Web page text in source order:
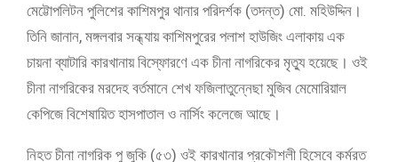
মেট্টোপলিটন পুলিশের কাশিমপুর থানার পরিদর্শক (তদন্ত) মো. মহিউদ্দিন।
তিনি জানান, মঙ্গলবার সন্ধ্যায় কাশিমপুরের পলাশ হাউজিং এলাকায় এক
চায়না ব্যাটারি কারখানায় বিস্ফোরণে এক চীনা নাগরিকের মৃত্যু হয়েছে। ওই
চীনা নাগরিকের মরদেহ বর্তমানে শেখ ফজিলাতুন্নেছা মুজিব মেমোরিয়াল
কেপিজে বিশেষায়িত হাসপাতাল ও নার্সিং কলেজে আছে।
নিহত চীনা নাগরিক পু জুকি (৫৩) ওই কারখানার প্রকৌশলী হিসেবে কর্মরত